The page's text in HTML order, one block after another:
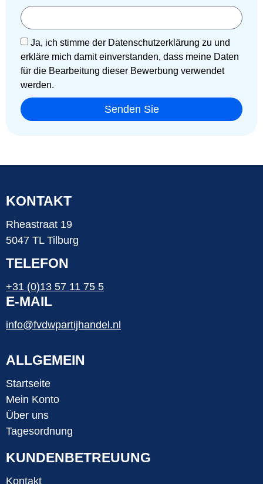
Ja, ich stimme der Datenschutzerklärung zu und
erkläre mich damit einverstanden, dass meine Daten
für die Bearbeitung dieser Bewerbung verwendet
werden.
Senden Sie
KONTAKT
Rheastraat 19
5047 TL Tilburg
TELEFON
+31 (0)13 57 11 75 5
E-MAIL
info@fvdwpartijhandel.nl
ALLGEMEIN
Startseite
Mein Konto
Über uns
Tagesordnung
KUNDENBETREUUNG
Kontakt